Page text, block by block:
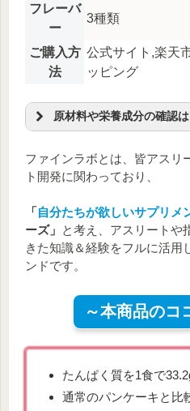
フレーバ
ー
3種類
ご購入方
法
公式サイト,楽天
ッピング
原材料や栄養成分の確認
粉末状小麦たん白（国内製
く、クリーミングパウダー（
塩/ベーキングパウダー、増
（スクラロース、アセスル
（アミノ酸等）、（一部に
エネルギー
248kcal
たんぱく質
33.2g
脂質
8.2g
食塩相当量
0.8g
ファインラボとは、皆アスリ
ト開発に関わっており、
「自分たちが欲しいサプリメ
ーズ」 と考え、アスリートや
きた知識＆経験をフルに活用
ンドです。
～本商品のコ
たんぱく質を1食で
通常のパンケーキと比